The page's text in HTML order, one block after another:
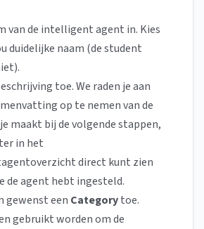
van de intelligent agent in. Kies
duidelijke naam (de student
toe. We raden je aan
op te nemen van de
maakt bij de volgende stappen,
in het
direct kunt zien
de agent hebt ingesteld.
gewenst een Categorytoe.
gebruikt worden om de